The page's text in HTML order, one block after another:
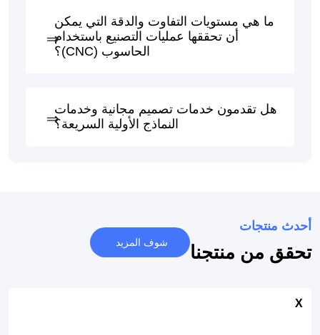
ما هي مستويات التفاوت والدقة التي يمكن
أن تحققها عمليات التصنيع باستخدام
الحاسوب (CNC)؟
هل تقدمون خدمات تصميم مجانية وخدمات
النماذج الأولية السريعة؟
أحدث منتجات
تحقق من منتجنا شوف المزيد
X